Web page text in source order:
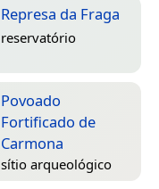
Represa da Fraga
reservatório
Povoado
Fortificado de
Carmona
sítio arqueológico